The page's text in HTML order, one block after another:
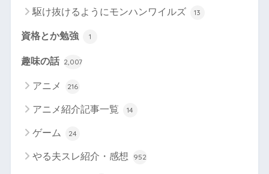
駆け抜けるようにモンハンワイルズ 13
資格とか勉強 1
趣味の話 2,007
アニメ 216
アニメ紹介記事一覧 14
ゲーム 24
やる夫スレ紹介・感想 952